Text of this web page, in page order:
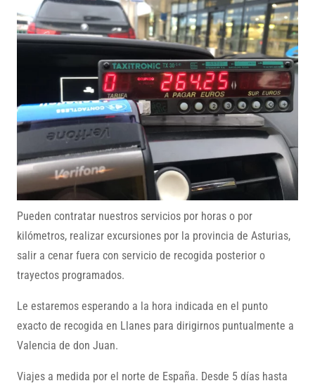
Pueden contratar nuestros servicios por horas o por
kilómetros, realizar excursiones por la provincia de Asturias,
salir a cenar fuera con servicio de recogida posterior o
trayectos programados.
Le estaremos esperando a la hora indicada en el punto
exacto de recogida en Llanes para dirigirnos puntualmente a
Valencia de don Juan.
Viajes a medida por el norte de España. Desde 5 días hasta